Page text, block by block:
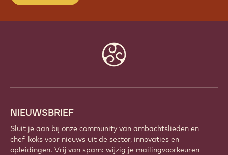
NIEUWSBRIEF
Sluit je aan bij onze community van ambachtslieden en
chef-koks voor nieuws uit de sector, innovaties en
opleidingen. Vrij van spam: wijzig je mailingvoorkeuren